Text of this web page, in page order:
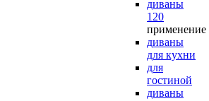
диваны
120
применение
диваны
для кухни
для
гостиной
диваны